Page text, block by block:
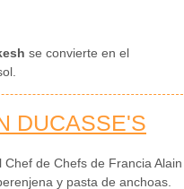
se convierte en el
DUCASSE'S
de Chefs de Francia Alain
y pasta de anchoas.